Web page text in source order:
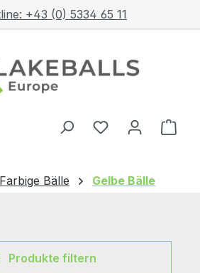
+43 (0) 5334 65 11
Farbige Bälle Gelbe Bälle
Produkte filtern